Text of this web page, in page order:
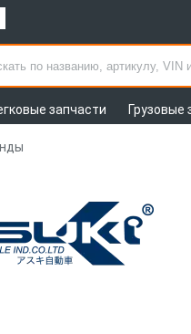
запчасти Грузовые